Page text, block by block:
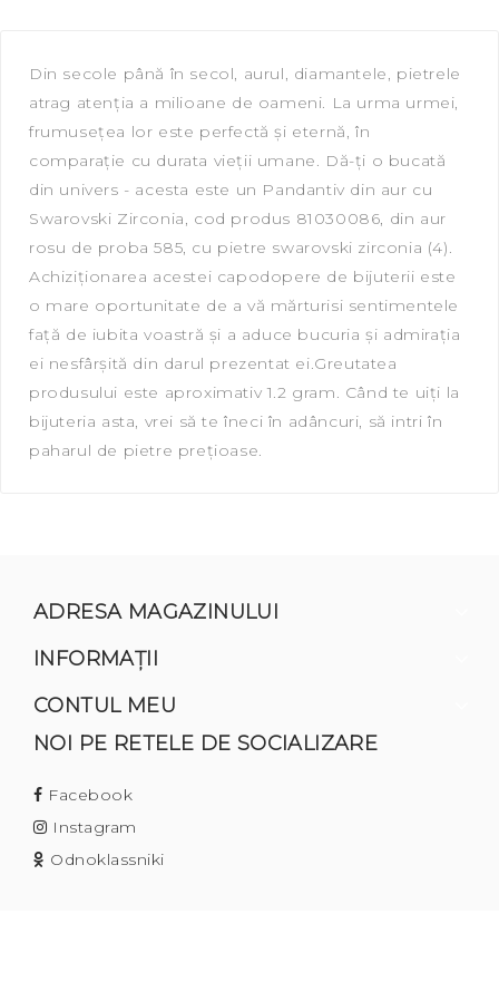
Din secole până în secol, aurul, diamantele, pietrele
atrag atenția a milioane de oameni. La urma urmei,
frumusețea lor este perfectă și eternă, în
comparație cu durata vieții umane. Dă-ți o bucată
din univers - acesta este un Pandantiv din aur cu
Swarovski Zirconia, сod produs 81030086, din aur
rosu de proba 585, cu pietre swarovski zirconia (4).
Achiziționarea acestei capodopere de bijuterii este
o mare oportunitate de a vă mărturisi sentimentele
față de iubita voastră și a aduce bucuria și admirația
ei nesfârșită din darul prezentat ei.Greutatea
produsului este aproximativ 1.2 gram. Când te uiți la
bijuteria asta, vrei să te îneci în adâncuri, să intri în
paharul de pietre prețioase.
ADRESA MAGAZINULUI
INFORMAŢII
CONTUL MEU
NOI PE RETELE DE SOCIALIZARE
Facebook
Instagram
Odnoklassniki